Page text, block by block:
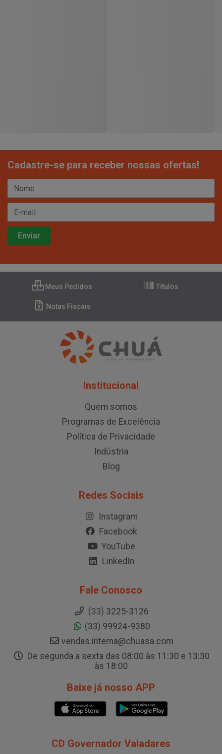
Cadastre-se para receber nossas ofertas!
Meus Pedidos Títulos
Notas Fiscais
Institucional
Quem somos
Programas de Excelência
Política de Privacidade
Indústria
Blog
Redes Sociais
Instagram
Facebook
YouTube
LinkedIn
Fale Conosco
(33) 3225-3126
(33) 99924-9380
vendas.interna@chuasa.com
De segunda a sexta das 08:00 às 11:30 e 13:30
às 18:00
Baixe já nosso APP
CD Governador Valadares